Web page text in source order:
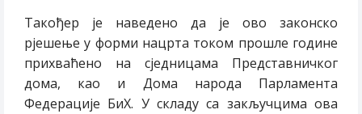
Такођер је наведено да је ово законско
рјешење у форми нацрта током прошле године
прихваћено на сједницама Представничког
дома, као и Дома народа Парламента
Федерације БиХ. У складу са закључцима ова